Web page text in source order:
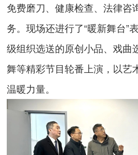
免费磨刀、健康检查、法律咨
务。现场还进行了“暖新舞台”
级组织选送的原创小品、戏曲
舞等精彩节目轮番上演，以艺
温暖力量。